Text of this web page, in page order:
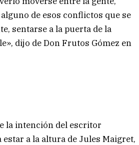
de esos conflictos que se
sentarse a la puerta de la
dijo de Don Frutos Gómez en
la intención del escritor
a la altura de Jules Maigret,